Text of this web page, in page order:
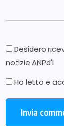
Desidero
notizie ANPd'I
Ho letto e